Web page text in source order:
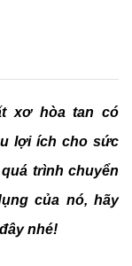
xơ hòa tan có
lợi ích cho sức
trình chuyển
của nó, hãy
nhé!